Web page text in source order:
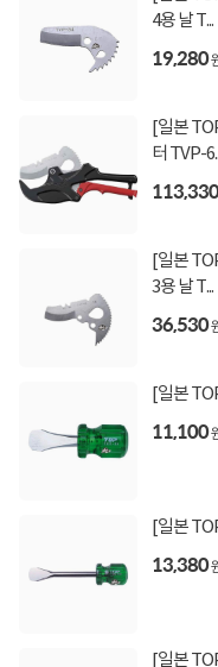
4용 날 T...
19,280
[일본
터 TVP-
113,330
[일본
3용 날 T...
36,530
[일본
11,100
[일본
13,380
[일본